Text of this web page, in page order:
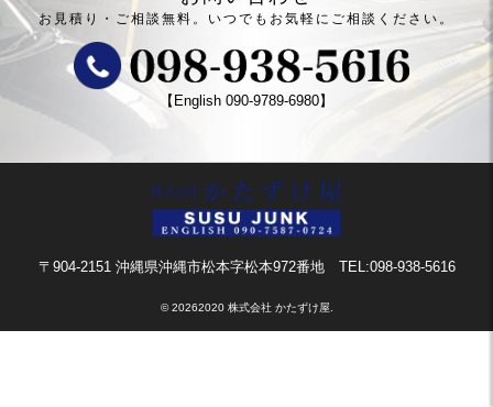
お見積り・ご相談無料。 いつでもお気軽にご相談ください。
【English 090-9789-6980】
〒904-2151 沖縄県沖縄市松本字松本972番地 TEL:098-938-5616
©20262020 株式会社 かたずけ屋.